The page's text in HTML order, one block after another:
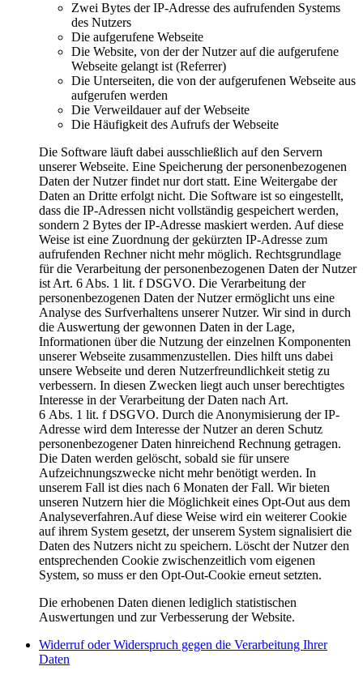
Zwei Bytes der IP-Adresse des aufrufenden Systems
des Nutzers
Die aufgerufene Webseite
Die Website, von der der Nutzer auf die aufgerufene
Webseite gelangt ist (Referrer)
Die Unterseiten, die von der aufgerufenen Webseite aus
aufgerufen werden
Die Verweildauer auf der Webseite
Die Häufigkeit des Aufrufs der Webseite
Die Software läuft dabei ausschließlich auf den Servern
unserer Webseite. Eine Speicherung der personenbezogenen
Daten der Nutzer findet nur dort statt. Eine Weitergabe der
Daten an Dritte erfolgt nicht. Die Software ist so eingestellt,
dass die IP-Adressen nicht vollständig gespeichert werden,
sondern 2 Bytes der IP-Adresse maskiert werden. Auf diese
Weise ist eine Zuordnung der gekürzten IP-Adresse zum
aufrufenden Rechner nicht mehr möglich. Rechtsgrundlage
für die Verarbeitung der personenbezogenen Daten der Nutzer
ist Art. 6 Abs. 1 lit. f DSGVO. Die Verarbeitung der
personenbezogenen Daten der Nutzer ermöglicht uns eine
Analyse des Surfverhaltens unserer Nutzer. Wir sind in durch
die Auswertung der gewonnen Daten in der Lage,
Informationen über die Nutzung der einzelnen Komponenten
unserer Webseite zusammenzustellen. Dies hilft uns dabei
unsere Webseite und deren Nutzerfreundlichkeit stetig zu
verbessern. In diesen Zwecken liegt auch unser berechtigtes
Interesse in der Verarbeitung der Daten nach Art.
6 Abs. 1 lit. f DSGVO. Durch die Anonymisierung der IP-
Adresse wird dem Interesse der Nutzer an deren Schutz
personenbezogener Daten hinreichend Rechnung getragen.
Die Daten werden gelöscht, sobald sie für unsere
Aufzeichnungszwecke nicht mehr benötigt werden. In
unserem Fall ist dies nach 6 Monaten der Fall. Wir bieten
unseren Nutzern hier die Möglichkeit eines Opt-Out aus dem
Analyseverfahren.Auf diese Weise wird ein weiterer Cookie
auf ihrem System gesetzt, der unserem System signalisiert die
Daten des Nutzers nicht zu speichern. Löscht der Nutzer den
entsprechenden Cookie zwischenzeitlich vom eigenen
System, so muss er den Opt-Out-Cookie erneut setzten.
Die erhobenen Daten dienen lediglich statistischen
Auswertungen und zur Verbesserung der Website.
Widerruf oder Widerspruch gegen die Verarbeitung Ihrer
Daten